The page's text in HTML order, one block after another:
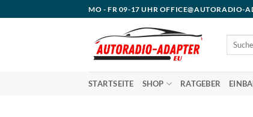
Inhalt
MO - FR 09-17 UHR OFFICE@AUTORADIO-
Suchen
STARTSEITE SHOP RATGEBER